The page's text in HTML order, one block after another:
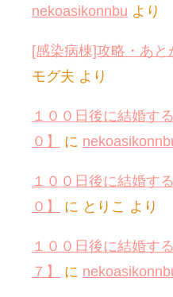
nekoasikonnbu より
[感染病棟]攻略・あと
モグ夫 より
１００日後に結婚す
０】
に
１００日後に結婚す
０】
に とりこ より
１００日後に結婚す
７】
に